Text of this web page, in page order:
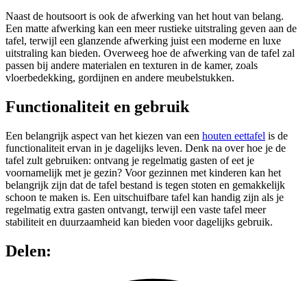
Naast de houtsoort is ook de afwerking van het hout van belang.
Een matte afwerking kan een meer rustieke uitstraling geven aan de
tafel, terwijl een glanzende afwerking juist een moderne en luxe
uitstraling kan bieden. Overweeg hoe de afwerking van de tafel zal
passen bij andere materialen en texturen in de kamer, zoals
vloerbedekking, gordijnen en andere meubelstukken.
Functionaliteit en gebruik
Een belangrijk aspect van het kiezen van een houten eettafel is de
functionaliteit ervan in je dagelijks leven. Denk na over hoe je de
tafel zult gebruiken: ontvang je regelmatig gasten of eet je
voornamelijk met je gezin? Voor gezinnen met kinderen kan het
belangrijk zijn dat de tafel bestand is tegen stoten en gemakkelijk
schoon te maken is. Een uitschuifbare tafel kan handig zijn als je
regelmatig extra gasten ontvangt, terwijl een vaste tafel meer
stabiliteit en duurzaamheid kan bieden voor dagelijks gebruik.
Delen: